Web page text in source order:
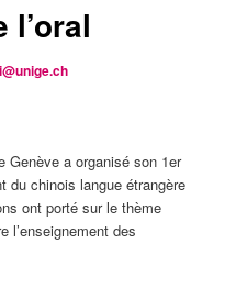
l’oral
Genève a organisé son 1er
du chinois langue étrangère
ont porté sur le thème
l’enseignement des